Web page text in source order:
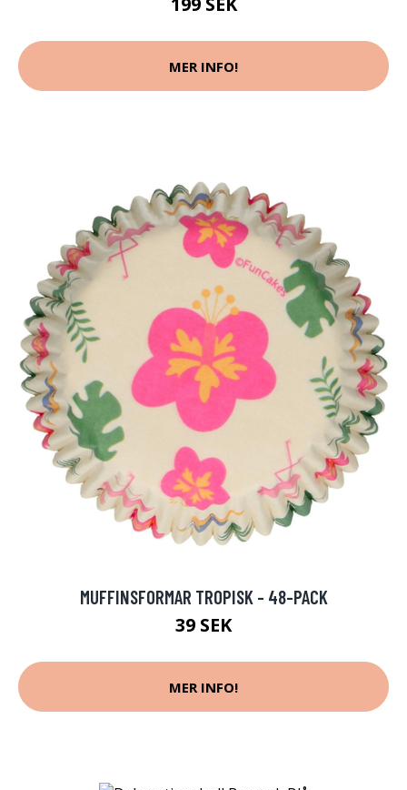
MER INFO!
MUFFINSFORMAR TROPISK - 48-PACK
39 SEK
MER INFO!